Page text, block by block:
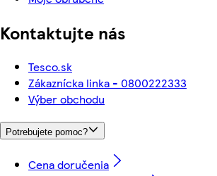
Kontaktujte nás
Tesco.sk
Zákaznícka linka - 0800222333
Výber obchodu
Potrebujete pomoc?
Cena doručenia